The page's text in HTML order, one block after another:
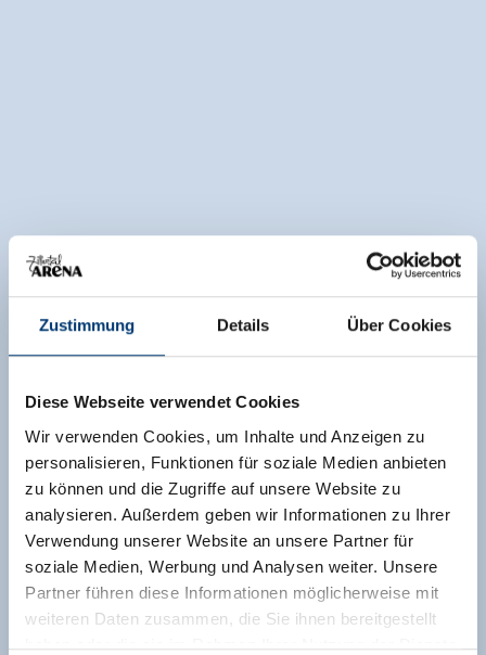
Zustimmung Details Über Cookies
Diese Webseite verwendet Cookies
Wir verwenden Cookies, um Inhalte und Anzeigen zu
personalisieren, Funktionen für soziale Medien anbieten
zu können und die Zugriffe auf unsere Website zu
analysieren. Außerdem geben wir Informationen zu Ihrer
Verwendung unserer Website an unsere Partner für
soziale Medien, Werbung und Analysen weiter. Unsere
Partner führen diese Informationen möglicherweise mit
weiteren Daten zusammen, die Sie ihnen bereitgestellt
haben oder die sie im Rahmen Ihrer Nutzung der Dienste